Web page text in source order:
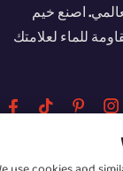
اصنع خيم
للماء لعلامتك